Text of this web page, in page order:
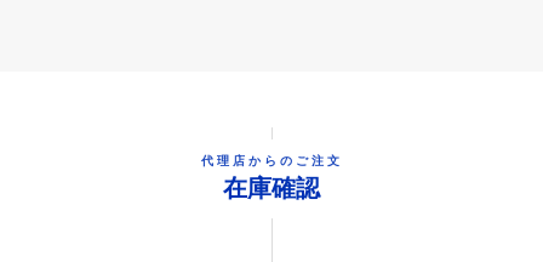
代理店からのご注文
在庫確認